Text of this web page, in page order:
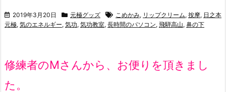
2019年3月20日 元極グッズ こめかみ, リップクリーム, 按摩, 日之本
元極, 気のエネルギー, 気功, 気功教室, 長時間のパソコン, 飛騨高山, 鼻の下
修練者のMさんから、お便りを頂きまし
た。